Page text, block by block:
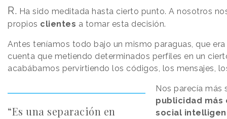
R. Ha sido meditada hasta cierto punto. A nosotros
propios clientes a tomar esta decisión.
Antes teníamos todo bajo un mismo paraguas, que era
cuenta que metiendo determinados perfiles en un
acabábamos pervirtiendo los códigos, los mensajes,
“Es una separación en
Nos parecía más
publicidad más
social